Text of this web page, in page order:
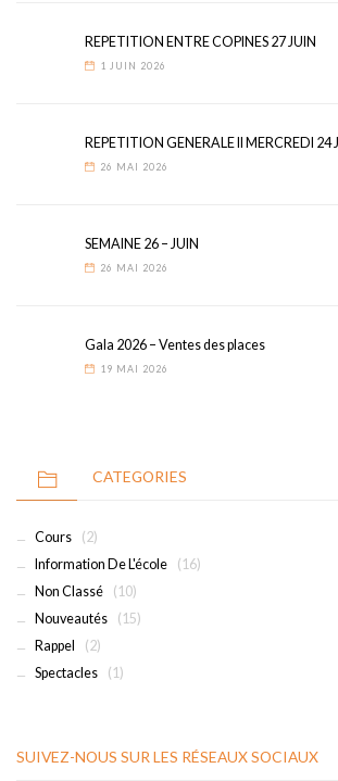
REPETITION ENTRE COPINES 27 JUIN
1 JUIN 2026
REPETITION GENERALE II MERCREDI 24
26 MAI 2026
SEMAINE 26 – JUIN
26 MAI 2026
Gala 2026 – Ventes des places
19 MAI 2026
CATEGORIES
Cours
(2)
Information De L'école
(16)
Non Classé
(10)
Nouveautés
(15)
Rappel
(2)
Spectacles
(1)
SUIVEZ-NOUS SUR LES RÉSEAUX SOCIAUX